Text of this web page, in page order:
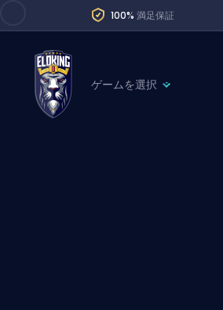
100% 満足保証
ゲームを選択